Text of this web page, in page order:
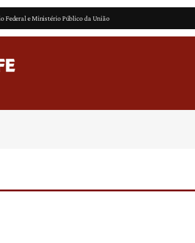
Federal e Ministério Público da União